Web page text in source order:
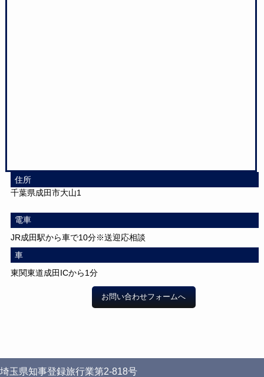
住所
千葉県成田市大山1
電車
JR成田駅から車で10分※送迎応相談
車
東関東道成田ICから1分
お問い合わせフォームへ
埼玉県知事登録旅行業第2-818号